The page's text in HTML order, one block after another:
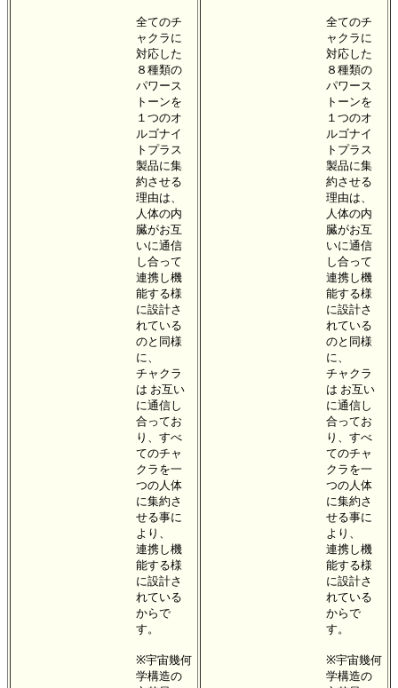
全てのチ
ャクラに
対応した
８種類の
パワース
トーンを
１つのオ
ルゴナイ
トプラス
製品に集
約させる
理由は、
人体の内
臓がお互
いに通信
し合って
連携し機
能する様
に設計さ
れている
のと同様
に、
チャクラ
は お互い
に通信し
合ってお
り、すべ
てのチャ
クラを一
つの人体
に集約さ
せる事に
より、
連携し機
能する様
に設計さ
れている
からで
す。
※宇宙幾何
学構造の
全てのチ
ャクラに
対応した
８種類の
パワース
トーンを
１つのオ
ルゴナイ
トプラス
製品に集
約させる
理由は、
人体の内
臓がお互
いに通信
し合って
連携し機
能する様
に設計さ
れている
のと同様
に、
チャクラ
は お互い
に通信し
合ってお
り、すべ
てのチャ
クラを一
つの人体
に集約さ
せる事に
より、
連携し機
能する様
に設計さ
れている
からで
す。
※宇宙幾何
学構造の